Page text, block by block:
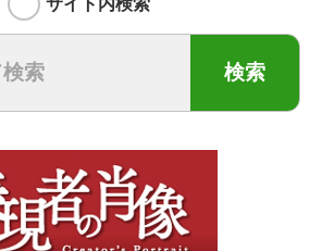
サイト内検索
検索